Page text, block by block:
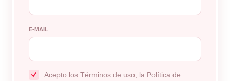
E-MAIL
Acepto los Términos de uso
la Política de